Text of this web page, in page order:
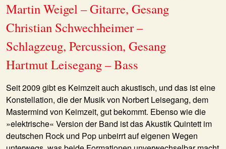
Martin Weigel – Gitarre, Gesang
Christian Schwechheimer –
Schlagzeug, Percussion, Gesang
Hartmut Leisegang – Bass
Seit 2009 gibt es Keimzeit auch akustisch, und das ist eine
Konstellation, die der Musik von Norbert Leisegang, dem
Mastermind von Keimzeit, gut bekommt. Ebenso wie die
»elektrische« Version der Band ist das Akustik Quintett im
deutschen Rock und Pop unbeirrt auf eigenen Wegen